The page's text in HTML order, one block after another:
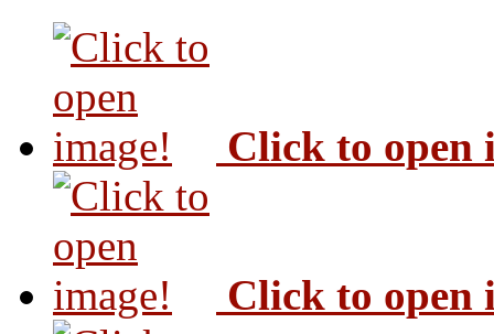
Click to open
Click to open